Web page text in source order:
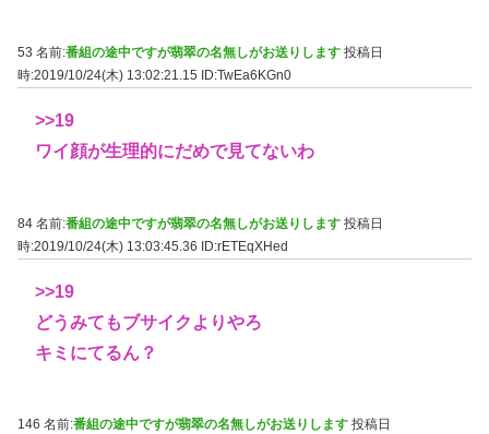
53 名前:番組の途中ですが翡翠の名無しがお送りします 投稿日
時:2019/10/24(木) 13:02:21.15
ID:TwEa6KGn0
>>19
ワイ顔が生理的にだめで見てないわ
84 名前:番組の途中ですが翡翠の名無しがお送りします 投稿日
時:2019/10/24(木) 13:03:45.36 ID:rETEqXHed
>>19
どうみてもブサイクよりやろ
キミにてるん？
146 名前:番組の途中ですが翡翠の名無しがお送りします 投稿日